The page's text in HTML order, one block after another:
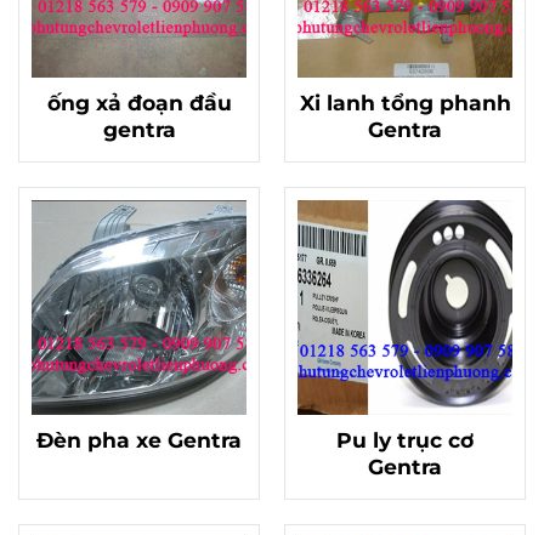
ống xả đoạn đầu
gentra
Xi lanh tổng phanh
Gentra
Đèn pha xe Gentra
Pu ly trục cơ
Gentra